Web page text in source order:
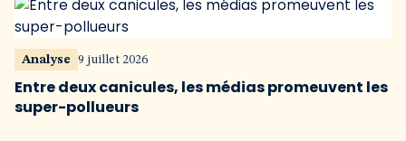
Analyse 9 juillet 2026
Entre deux canicules, les médias promeuvent les
super-pollueurs